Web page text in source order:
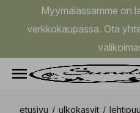
Myymälässämme on
verkkokaupassa. Ota
etusivu / ulkokasvit /